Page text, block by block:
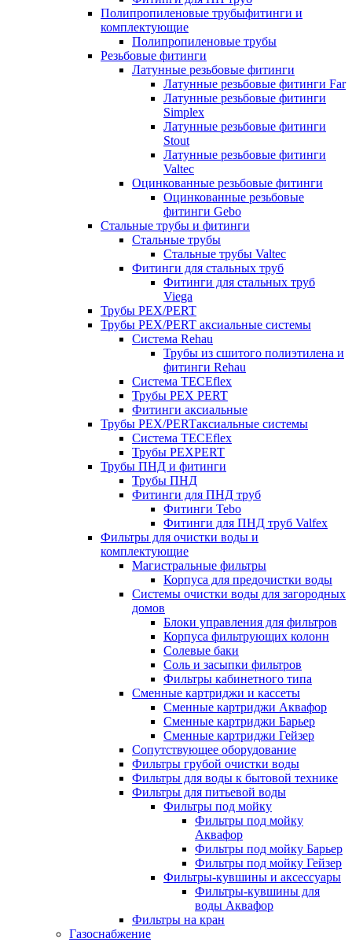
Полипропиленовые трубыфитинги и
комплектующие
Полипропиленовые трубы
Резьбовые фитинги
Латунные резьбовые фитинги
Латунные резьбовые фитинги Far
Латунные резьбовые фитинги
Simplex
Латунные резьбовые фитинги
Stout
Латунные резьбовые фитинги
Valtec
Оцинкованные резьбовые фитинги
Оцинкованные резьбовые
фитинги Gebo
Стальные трубы и фитинги
Стальные трубы
Стальные трубы Valtec
Фитинги для стальных труб
Фитинги для стальных труб
Viega
Трубы PEX/PERT
Трубы PEX/PERT аксиальные системы
Система Rehau
Трубы из сшитого полиэтилена и
фитинги Rehau
Система TECEflex
Трубы PEX PERT
Фитинги аксиальные
Трубы PEX/PERTаксиальные системы
Система TECEflex
Трубы PEXPERT
Трубы ПНД и фитинги
Трубы ПНД
Фитинги для ПНД труб
Фитинги Tebo
Фитинги для ПНД труб Valfex
Фильтры для очистки воды и
комплектующие
Магистральные фильтры
Корпуса для предочистки воды
Системы очистки воды для загородных
домов
Блоки управления для фильтров
Корпуса фильтрующих колонн
Солевые баки
Соль и засыпки фильтров
Фильтры кабинетного типа
Сменные картриджи и кассеты
Сменные картриджи Аквафор
Сменные картриджи Барьер
Сменные картриджи Гейзер
Сопутствующее оборудование
Фильтры грубой очистки воды
Фильтры для воды к бытовой технике
Фильтры для питьевой воды
Фильтры под мойку
Фильтры под мойку
Аквафор
Фильтры под мойку Барьер
Фильтры под мойку Гейзер
Фильтры-кувшины и аксессуары
Фильтры-кувшины для
воды Аквафор
Фильтры на кран
Газоснабжение